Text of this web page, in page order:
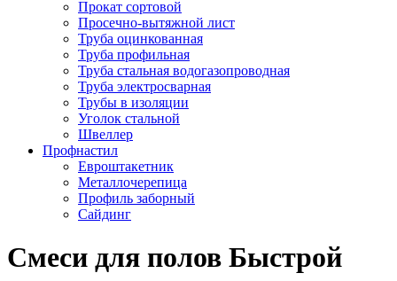
Прокат сортовой
Просечно-вытяжной лист
Труба оцинкованная
Труба профильная
Труба стальная водогазопроводная
Труба электросварная
Трубы в изоляции
Уголок стальной
Швеллер
Профнастил
Евроштакетник
Металлочерепица
Профиль заборный
Сайдинг
Смеси для полов Быстрой